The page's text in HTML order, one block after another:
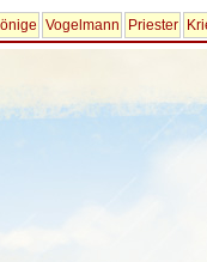
Vogelmann Priester